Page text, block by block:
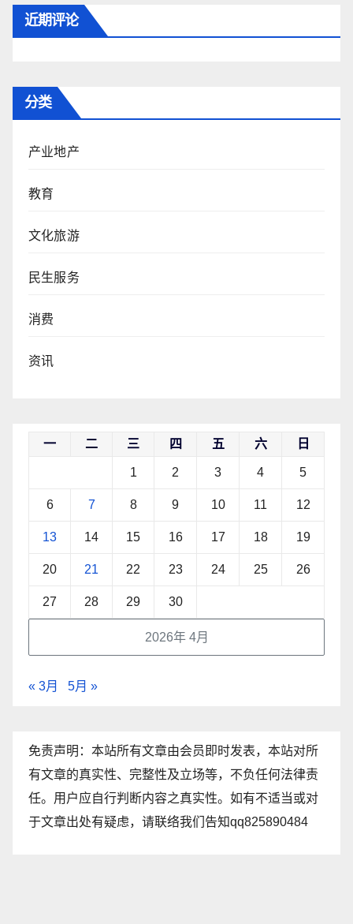
近期评论
分类
产业地产
教育
文化旅游
民生服务
消费
资讯
2026年 4月
一 二 三 四 五 六 日
1 2 3 4 5
6 7 8 9 10 11 12
13 14 15 16 17 18 19
20 21 22 23 24 25 26
27 28 29 30
« 3月 5月 »
免责声明：本站所有文章由会员即时发表，本站对所
有文章的真实性、完整性及立场等，不负任何法律责
任。用户应自行判断内容之真实性。如有不适当或对
于文章出处有疑虑，请联络我们告知qq825890484